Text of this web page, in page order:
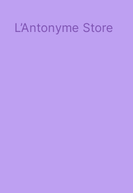
L’Antonyme Store